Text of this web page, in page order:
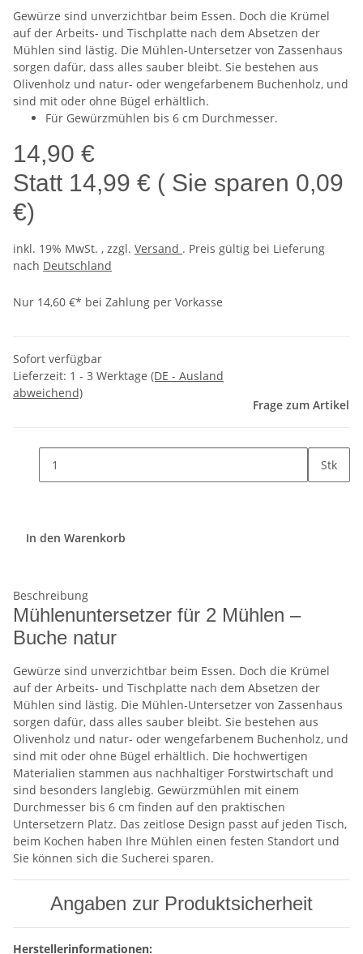
Gewürze sind unverzichtbar beim Essen. Doch die Krümel
auf der Arbeits- und Tischplatte nach dem Absetzen der
Mühlen sind lästig. Die Mühlen-Untersetzer von Zassenhaus
sorgen dafür, dass alles sauber bleibt. Sie bestehen aus
Olivenholz und natur- oder wengefarbenem Buchenholz, und
sind mit oder ohne Bügel erhältlich.
Für Gewürzmühlen bis 6 cm Durchmesser.
14,90 €
Statt 14,99 € ( Sie sparen 0,09
€)
inkl. 19% MwSt. , zzgl. Versand . Preis gültig bei Lieferung
nach Deutschland
Nur 14,60 €* bei Zahlung per Vorkasse
Sofort verfügbar
Lieferzeit: 1 - 3 Werktage (DE - Ausland
abweichend)
Frage zum Artikel
Stk
In den Warenkorb
Beschreibung
Mühlenuntersetzer für 2 Mühlen –
Buche natur
Gewürze sind unverzichtbar beim Essen. Doch die Krümel
auf der Arbeits- und Tischplatte nach dem Absetzen der
Mühlen sind lästig. Die Mühlen-Untersetzer von Zassenhaus
sorgen dafür, dass alles sauber bleibt. Sie bestehen aus
Olivenholz und natur- oder wengefarbenem Buchenholz, und
sind mit oder ohne Bügel erhältlich. Die hochwertigen
Materialien stammen aus nachhaltiger Forstwirtschaft und
sind besonders langlebig. Gewürzmühlen mit einem
Durchmesser bis 6 cm finden auf den praktischen
Untersetzern Platz. Das zeitlose Design passt auf jeden Tisch,
beim Kochen haben Ihre Mühlen einen festen Standort und
Sie können sich die Sucherei sparen.
Angaben zur Produktsicherheit
Herstellerinformationen: